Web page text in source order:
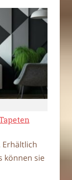
können sie